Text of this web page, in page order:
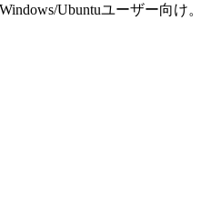
Ubuntuユーザー向け。